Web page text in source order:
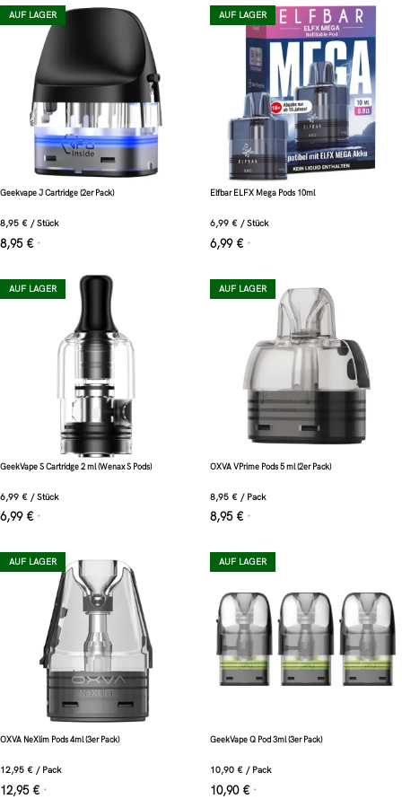
AUF LAGER
Geekvape J Cartridge (2er Pack)
8,95 € /Stück
8,95 € *
AUF LAGER
Elfbar ELFX Mega Pods 10ml
6,99 € /Stück
6,99 € *
AUF LAGER
GeekVape S Cartridge 2 ml (Wenax S Pods)
6,99 € /Stück
6,99 € *
AUF LAGER
OXVA VPrime Pods 5 ml (2er Pack)
8,95 € / Pack
8,95 € *
AUF LAGER
OXVA NeXlim Pods 4ml (3er Pack)
12,95 € / Pack
12,95 € *
AUF LAGER
GeekVape Q Pod 3ml (3er Pack)
10,90 € / Pack
10,90 € *